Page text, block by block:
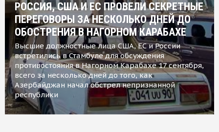
РОССИЯ, США И ЕС ПРОВЕЛИ СЕКРЕТНЫЕ
ПЕРЕГОВОРЫ ЗА НЕСКОЛЬКО ДНЕЙ ДО
ОБОСТРЕНИЯ В НАГОРНОМ КАРАБАХЕ
Высшие должностные лица США, ЕС и России
встретились в Стамбуле для обсуждения
противостояния в Нагорном Карабахе 17 сентября,
всего за несколько дней до того, как
Азербайджан начал обстрел непризнанной
республики